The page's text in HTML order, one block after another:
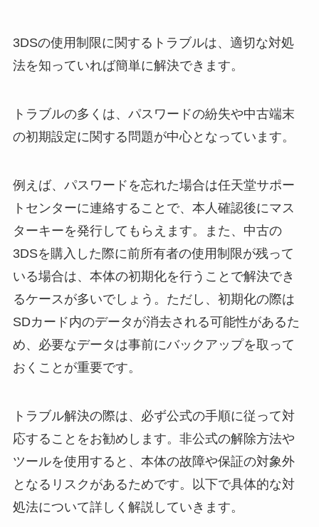
3DSの使用制限に関するトラブルは、適切な対処
法を知っていれば簡単に解決できます。
トラブルの多くは、パスワードの紛失や中古端末
の初期設定に関する問題が中心となっています。
例えば、パスワードを忘れた場合は任天堂サポー
トセンターに連絡することで、本人確認後にマス
ターキーを発行してもらえます。また、中古の
3DSを購入した際に前所有者の使用制限が残って
いる場合は、本体の初期化を行うことで解決でき
るケースが多いでしょう。ただし、初期化の際は
SDカード内のデータが消去される可能性があるた
め、必要なデータは事前にバックアップを取って
おくことが重要です。
トラブル解決の際は、必ず公式の手順に従って対
応することをお勧めします。非公式の解除方法や
ツールを使用すると、本体の故障や保証の対象外
となるリスクがあるためです。以下で具体的な対
処法について詳しく解説していきます。